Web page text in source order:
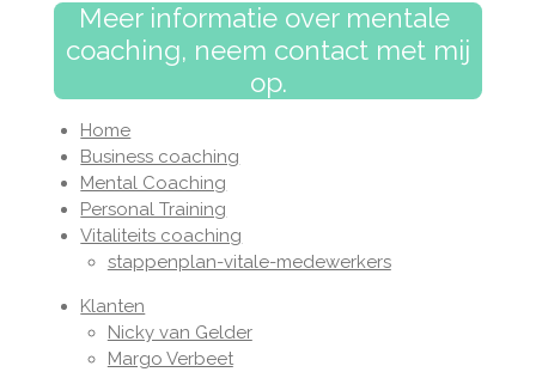
Meer informatie over mentale
coaching, neem contact met mij
op.
Home
Business coaching
Mental Coaching
Personal Training
Vitaliteits coaching
stappenplan-vitale-medewerkers
Klanten
Nicky van Gelder
Margo Verbeet